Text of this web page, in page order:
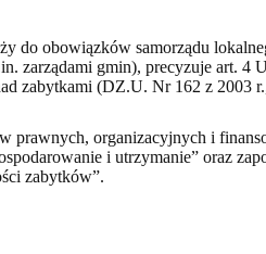
do obowiązków samorządu
zarządami gmin), precyzuje art. 4
zabytkami (DZ.U. Nr 162 z 2003
prawnych, organizacyjnych i
i utrzymanie” oraz
zabytków”.